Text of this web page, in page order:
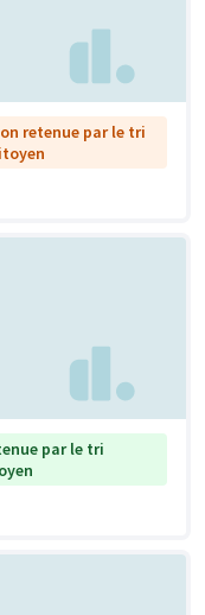
retenue par le tri
par le tri